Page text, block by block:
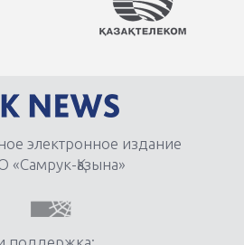
электронное издание
Қазына»